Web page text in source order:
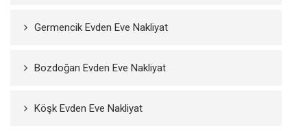
Germencik Evden Eve Nakliyat
Bozdoğan Evden Eve Nakliyat
Köşk Evden Eve Nakliyat